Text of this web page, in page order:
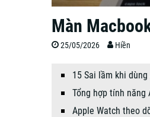
Màn
25/05/2026 Hiền
15 Sai lầm khi
Tổng hợp tính năng
Apple Watch theo